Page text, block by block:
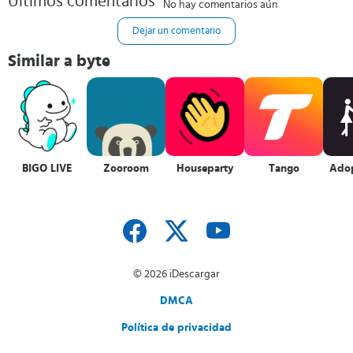
No hay comentarios aún
Dejar un comentario
Similar a byte
BIGO LIVE Zooroom Houseparty Tango
© 2026 iDescargar
DMCA
Política de privacidad